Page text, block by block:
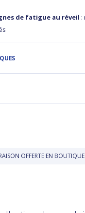
de fatigue au réveil :
OFFERTE EN